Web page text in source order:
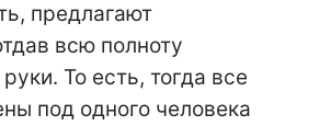
предлагают
всю полноту
То есть, тогда все
под одного человека